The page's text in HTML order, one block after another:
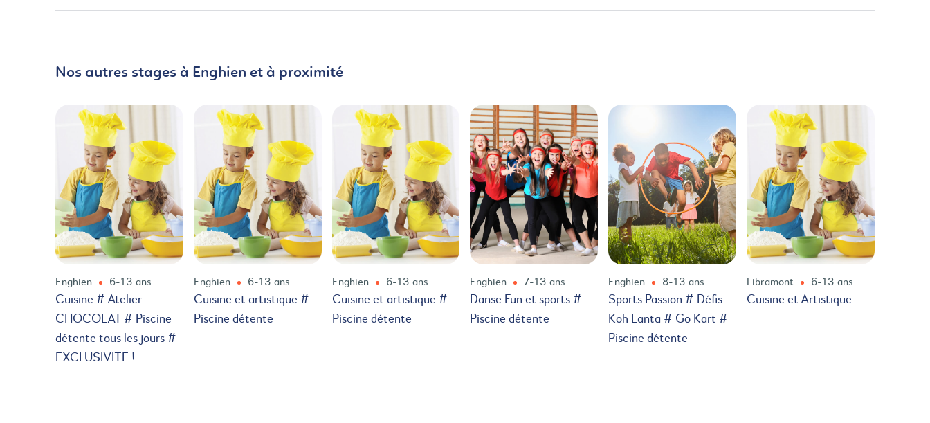
Nos autres stages à Enghien et à proximité
Enghien 6-13 ans
Cuisine # Atelier
CHOCOLAT # Piscine
détente tous les jours #
EXCLUSIVITE !
Enghien 6-13 ans
Cuisine et artistique #
Piscine détente
Enghien 6-13 ans
Cuisine et artistique #
Piscine détente
Enghien 7-13 ans
Danse Fun et sports #
Piscine détente
Enghien 8-13 ans
Sports Passion # Défis
Koh Lanta # Go Kart #
Piscine détente
Libramont 6-13 ans
Cuisine et Artistique